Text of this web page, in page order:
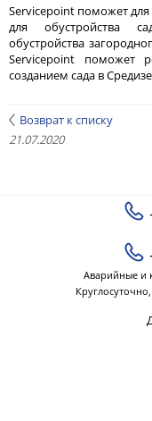
Servicepoint поможет
для обустройства
обустройства
Servicepoint поможет
созданием сада в
Возврат к списку
21.07.2020
Аварийные и